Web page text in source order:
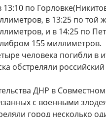
по
в 13:25 по той
и в 14:25 по
155 миллиметров.
человека погибли в
обстреляли
ДНР в
с военными
город несколько